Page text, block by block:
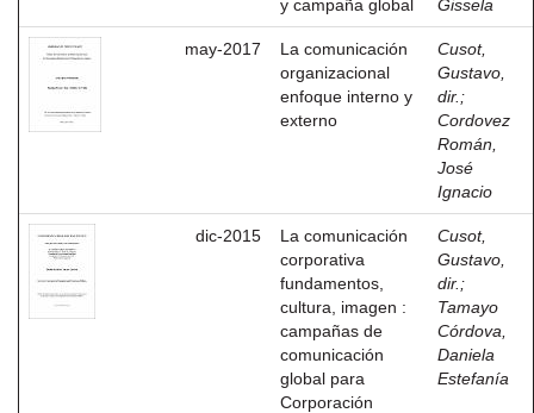
y campaña global
Gissela
may-2017
La comunicación
organizacional
enfoque interno y
externo
Cusot,
Gustavo,
dir. ;
Cordovez
Román,
José
Ignacio
dic-2015
La comunicación
corporativa
fundamentos,
cultura, imagen :
campañas de
comunicación
global para
Corporación
Cusot,
Gustavo,
dir. ;
Tamayo
Córdova,
Daniela
Estefanía